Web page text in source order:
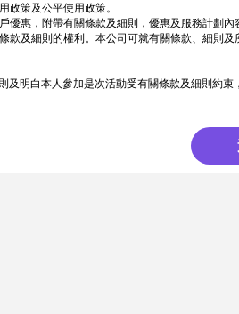
政策及公平使用政策。
優惠，附帶有關條款及細則，優惠及服務計劃
款及細則的權利。本公司可就有關條款、細則及
及明白本人參加是次活動受有關條款及細則約